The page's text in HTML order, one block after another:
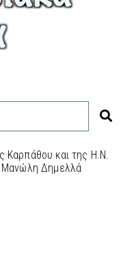
Καρπάθου και της Η.Ν.
Μανώλη Δημελλά